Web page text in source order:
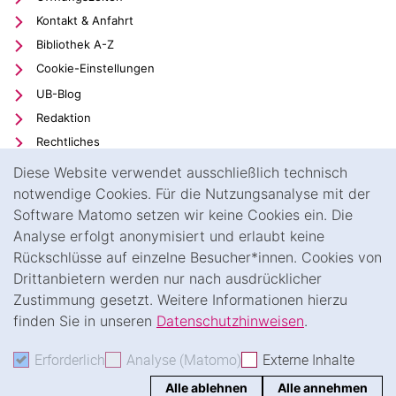
Diese Website verwendet ausschließlich technisch
notwendige Cookies. Für die Nutzungsanalyse mit der
Software Matomo setzen wir keine Cookies ein. Die
Analyse erfolgt anonymisiert und erlaubt keine
Rückschlüsse auf einzelne Besucher*innen. Cookies von
Drittanbietern werden nur nach ausdrücklicher
Zustimmung gesetzt. Weitere Informationen hierzu
finden Sie in unseren Datenschutzhinweisen.
Erforderlich Erforderliche Cookies akzeptieren
Analyse (Matomo) Analyse-Cookies
Externe Inhalte
Alle ablehnen Alle annehmen
Hochschulbibliografie
Open Access
kassel university press
Publikationsprozess
Katalog
Publikationsanfrage
Kostenkalkulation
Richtlinie
AGB
Publikationsserver KOBRA
Kontakt & Anfahrt
Bibliothek A-Z
Cookie-Einstellungen
UB-Blog
Redaktion
Rechtliches
Datenschutz
Barrierefreiheit
Transparenter KI-Einsatz
Impressum
Externer Link: Universität Kassel auf
Facebook(öffnet neues Fenster)
Externer Link: Universität Kassel auf
Youtube(öffnet neues Fenster)
Externer Link: Universität Kassel auf
Instagram (öffnet neues Fenster)